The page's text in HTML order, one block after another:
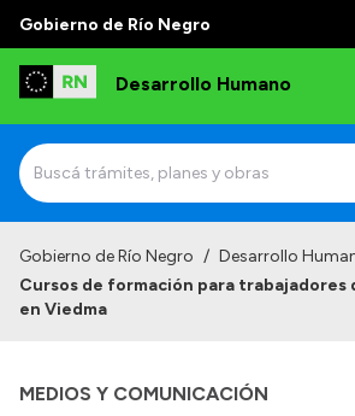
Gobierno de Río Negro
Desarrollo Humano
Institucional
Autoridades
Gobierno de Río Negro / Desarrollo
Cursos de formación para trabajadores
en Viedma
MEDIOS Y COMUNICACIÓN